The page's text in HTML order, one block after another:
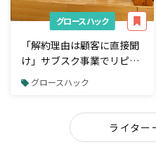
グロースハック
「解約理由は顧客に直接聞
け」サブスク事業でリピー
ターを増やすコミュ二ケー
グロースハック
ライター